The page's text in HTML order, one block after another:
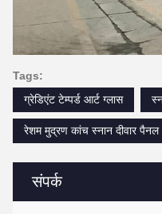
संपर्क
Tags:
ग्रेडिएंट टेम्पर्ड आर्ट ग्लास
रेशम मुद्रण कांच स्नान दीवार पैनल